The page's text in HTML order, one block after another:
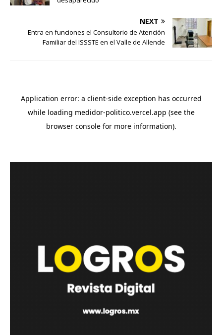
NEXT
Entra en funciones el Consultorio de Atención
Familiar del ISSSTE en el Valle de Allende